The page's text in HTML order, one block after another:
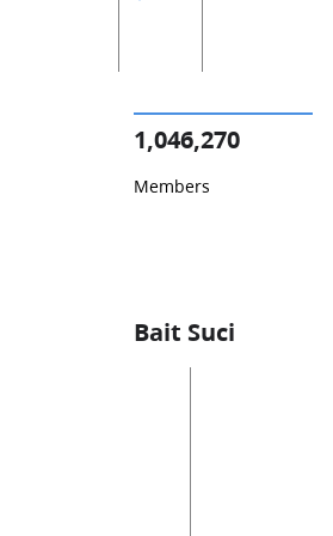
1,046,270
Members
Bait Suci